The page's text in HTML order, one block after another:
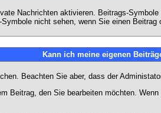
Nachrichten aktivieren. Beitrags-
nicht sehen, wenn Sie einen
Kann ich meine eigenen
Beachten Sie aber, dass der
Beitrag, den Sie bearbeiten möchten.